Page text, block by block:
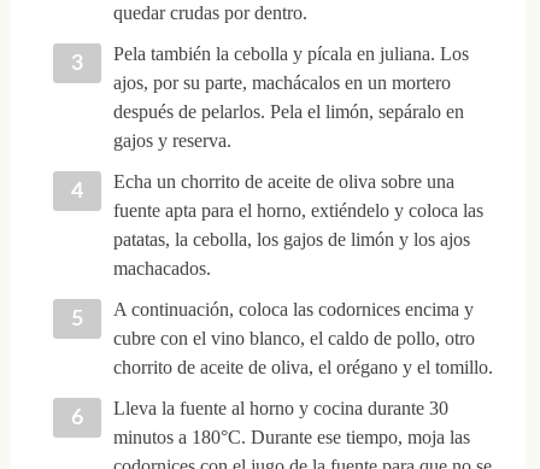
quedar crudas por dentro.
Pela también la cebolla y pícala en juliana. Los
ajos, por su parte, machácalos en un mortero
después de pelarlos. Pela el limón, sepáralo en
gajos y reserva.
Echa un chorrito de aceite de oliva sobre una
fuente apta para el horno, extiéndelo y coloca las
patatas, la cebolla, los gajos de limón y los ajos
machacados.
A continuación, coloca las codornices encima y
cubre con el vino blanco, el caldo de pollo, otro
chorrito de aceite de oliva, el orégano y el tomillo.
Lleva la fuente al horno y cocina durante 30
minutos a 180°C. Durante ese tiempo, moja las